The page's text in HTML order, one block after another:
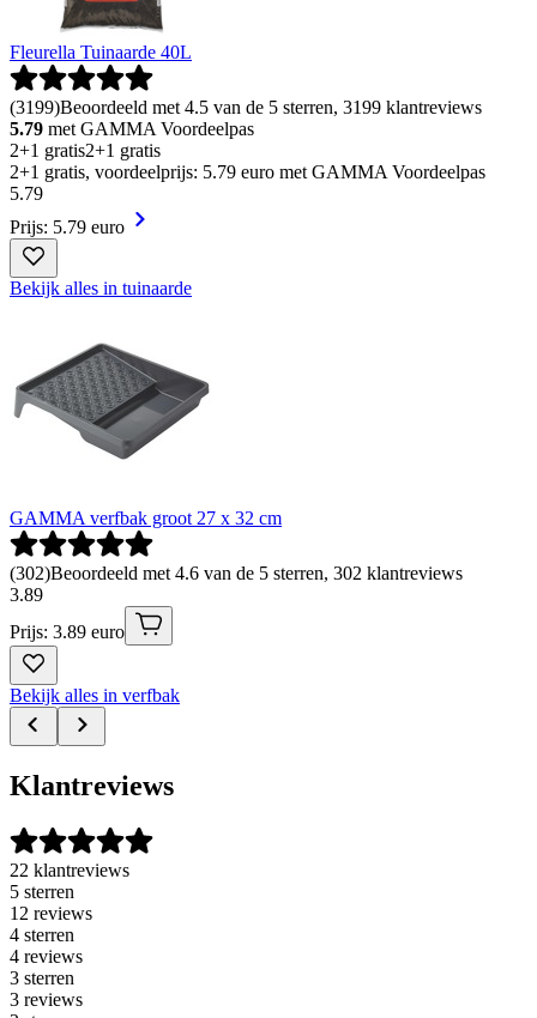
Fleurella Tuinaarde 40L
(3199)Beoordeeld met 4.5 van de 5 sterren, 3199 klantreviews
5.79 met GAMMA Voordeelpas
2+1 gratis2+1 gratis
2+1 gratis, voordeelprijs: 5.79 euro met GAMMA Voordeelpas
5.79
Prijs: 5.79 euro
Bekijk alles in tuinaarde
GAMMA verfbak groot 27 x 32 cm
(302)Beoordeeld met 4.6 van de 5 sterren, 302 klantreviews
3.89
Prijs: 3.89 euro
Bekijk alles in verfbak
Klantreviews
22 klantreviews
5 sterren
12 reviews
4 sterren
4 reviews
3 sterren
3 reviews